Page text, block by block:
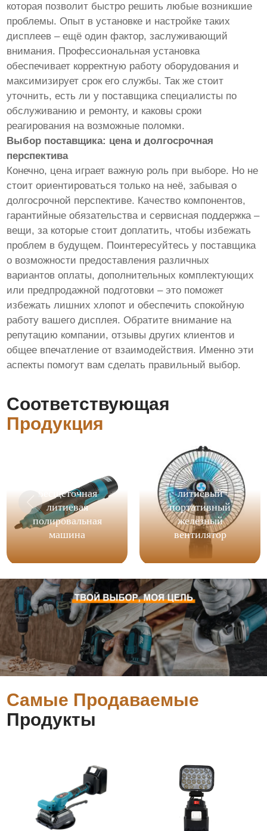
которая позволит быстро решить любые возникшие
проблемы. Опыт в установке и настройке таких
дисплеев – ещё один фактор, заслуживающий
внимания. Профессиональная установка
обеспечивает корректную работу оборудования и
максимизирует срок его службы. Так же стоит
уточнить, есть ли у поставщика специалисты по
обслуживанию и ремонту, и каковы сроки
реагирования на возможные поломки.
Выбор поставщика: цена и долгосрочная
перспектива
Конечно, цена играет важную роль при выборе. Но не
стоит ориентироваться только на неё, забывая о
долгосрочной перспективе. Качество компонентов,
гарантийные обязательства и сервисная поддержка –
вещи, за которые стоит доплатить, чтобы избежать
проблем в будущем. Поинтересуйтесь у поставщика
о возможности предоставления различных
вариантов оплаты, дополнительных комплектующих
или предпродажной подготовки – это поможет
избежать лишних хлопот и обеспечить спокойную
работу вашего дисплея. Обратите внимание на
репутацию компании, отзывы других клиентов и
общее впечатление от взаимодействия. Именно эти
аспекты помогут вам сделать правильный выбор.
Соответствующая
Продукция
Бесщеточная
литиевая
полировальная
машина
литиевый
портативный
железный
вентилятор
Самые Продаваемые
Продукты